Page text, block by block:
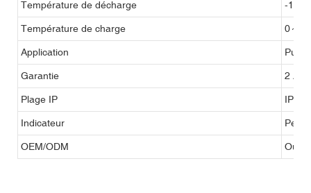
Température de décharge -10
Température de charge 0～
Application
Garantie 2
Plage IP IP63
Indicateur Peut
OEM/ODM Oui